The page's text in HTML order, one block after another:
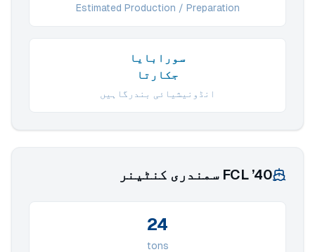
Estimated Production / Preparation
سورابایا
جکارتا
انڈونیشیائی بندرگاہیں
40’ FCL سمندری کنٹینر
24
tons